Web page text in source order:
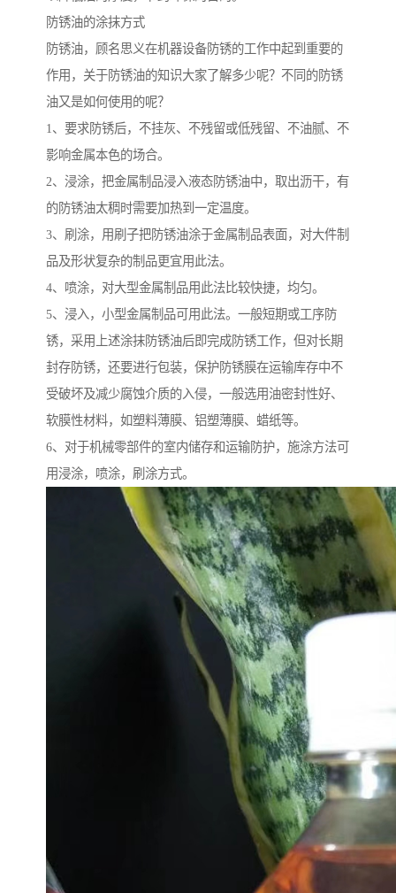
防锈油的涂抹方式
防锈油，顾名思义在机器设备防锈的工作中起到重要的
作用，关于防锈油的知识大家了解多少呢？不同的防锈
油又是如何使用的呢？
1、要求防锈后，不挂灰、不残留或低残留、不油腻、不
影响金属本色的场合。
2、浸涂，把金属制品浸入液态防锈油中，取出沥干，有
的防锈油太稠时需要加热到一定温度。
3、刷涂，用刷子把防锈油涂于金属制品表面，对大件制
品及形状复杂的制品更宜用此法。
4、喷涂，对大型金属制品用此法比较快捷，均匀。
5、浸入，小型金属制品可用此法。一般短期或工序防
锈，采用上述涂抹防锈油后即完成防锈工作，但对长期
封存防锈，还要进行包装，保护防锈膜在运输库存中不
受破坏及减少腐蚀介质的入侵，一般选用油密封性好、
软膜性材料，如塑料薄膜、铝塑薄膜、蜡纸等。
6、对于机械零部件的室内储存和运输防护，施涂方法可
用浸涂，喷涂，刷涂方式。